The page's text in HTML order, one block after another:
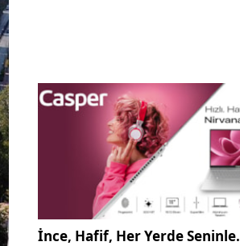
İnce, Hafif, Her Yerde Seninle.